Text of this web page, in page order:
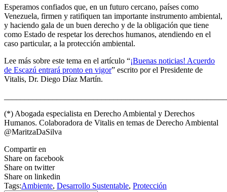
Esperamos confiados que, en un futuro cercano, países como
Venezuela, firmen y ratifiquen tan importante instrumento ambiental,
y haciendo gala de un buen derecho y de la obligación que tiene
como Estado de respetar los derechos humanos, atendiendo en el
caso particular, a la protección ambiental.
Lee más sobre este tema en el artículo “¡Buenas noticias! Acuerdo
de Escazú entrará pronto en vigor” escrito por el Presidente de
Vitalis, Dr. Diego Díaz Martín.
(*) Abogada especialista en Derecho Ambiental y Derechos
Humanos. Colaboradora de Vitalis en temas de Derecho Ambiental
@MaritzaDaSilva
Compartir en
Share on facebook
Share on twitter
Share on linkedin
Tags:Ambiente, Desarrollo Sustentable, Protección